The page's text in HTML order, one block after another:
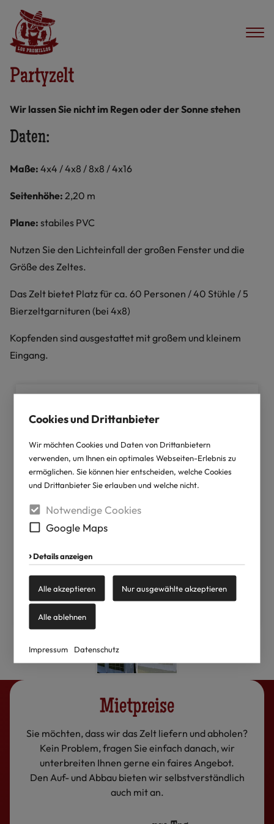
Cookies und Drittanbieter
Wir möchten Cookies und Daten von Drittanbietern
verwenden, um Ihnen ein optimales Webseiten-Erlebnis zu
ermöglichen. Sie können hier entscheiden, welche Cookies
und Drittanbieter Sie erlauben und welche nicht.
Notwendige Cookies
Google Maps
Details anzeigen
Alle akzeptieren Nur ausgewählte akzeptieren
Alle ablehnen
Impressum Datenschutz
Partyzelt
Wir lassen Sie nicht im Regen oder der Sonne stehen
Daten:
Maße: 4x4 / 4x8 / 8x8 / 4x16
Seitenhöhe: 2,20 m
Plane: stabiles PVC
Nutzen Sie den Lichteinfall der großen Fenster und die
Größe des Zeltes.
Das Zelt bietet Platz für ca. 60 Personen / 40 Stühle / 5
Bierzeltgarnituren (bei 4x8)
Kopfenden sind ausgestattet mit großem und kleinem
Eingang.
Mietpreise
Sie möchten, dass wir das Zelt liefern und abholen?
Kein Problem, fragen Sie einfach danach, wir
unterbreiten Ihnen gerne ein faires Angebot.
Den Auf- und Abbau bieten wir selbstverständlich
auch mit an.